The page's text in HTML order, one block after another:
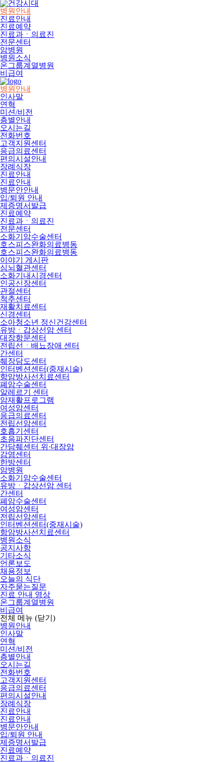
병원안내
진료안내
진료예약
진료과ㆍ의료진
전문센터
암병원
병원소식
온그룹계열병원
비급여
병원안내
인사말
연혁
미션/비전
층별안내
오시는길
전화번호
고객지원센터
응급의료센터
편의시설안내
장례식장
진료안내
진료안내
병문안안내
입/퇴원 안내
제증명서발급
진료예약
진료과ㆍ의료진
전문센터
소화기암수술센터
호스피스완화의료병동
호스피스완화의료병동
이야기 게시판
심뇌혈관센터
소화기내시경센터
인공신장센터
관절센터
척추센터
재활치료센터
신경센터
소아청소년 정신건강센터
유방ㆍ갑상선암 센터
대장항문센터
전립선ㆍ배뇨장애 센터
간센터
췌장담도센터
인터벤션센터(중재시술)
항암방사선치료센터
폐암수술센터
알레르기 센터
암재활프로그램
여성암센터
응급의료센터
전립선암센터
호흡기센터
초음파진단센터
간담췌센터 위·대장암
감염센터
한방센터
암병원
소화기암수술센터
유방ㆍ갑상선암 센터
간센터
폐암수술센터
여성암센터
전립선암센터
인터벤션센터(중재시술)
항암방사선치료센터
병원소식
공지사항
기타소식
언론보도
채용정보
오늘의 식단
자주묻는질문
진료 안내 영상
온그룹계열병원
비급여
전체 메뉴 (닫기)
병원안내
인사말
연혁
미션/비전
층별안내
오시는길
전화번호
고객지원센터
응급의료센터
편의시설안내
장례식장
진료안내
진료안내
병문안안내
입/퇴원 안내
제증명서발급
진료예약
진료과ㆍ의료진